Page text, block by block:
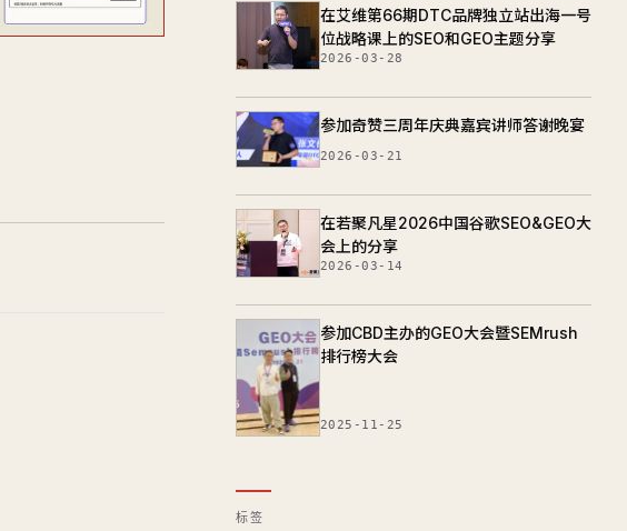
在艾维第66期DTC品牌独立站出海一号
位战略课上的SEO和GEO主题分享
2026-03-28
参加奇赞三周年庆典嘉宾讲师答谢晚宴
2026-03-21
在若聚凡星2026中国谷歌SEO&GEO大
会上的分享
2026-03-14
参加CBD主办的GEO大会暨SEMrush
排行榜大会
2025-11-25
标签